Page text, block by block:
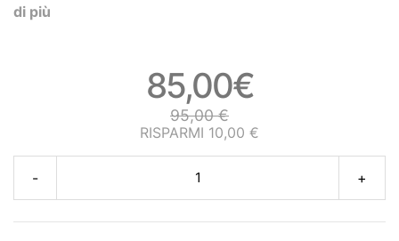
di più
85,00€
95,00 €
RISPARMI 10,00 €
- +